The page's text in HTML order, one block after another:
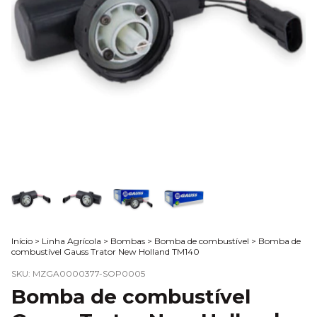
Início > Linha Agrícola > Bombas > Bomba de combustível > Bomba de
combustível Gauss Trator New Holland TM140
SKU: MZGA0000377-SOP0005
Bomba de combustível